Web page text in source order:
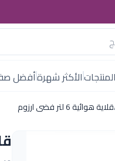
المنتجاتالأكثر شهرةأفضل
قلاية هوائية 6 لتر فضى ارزوم